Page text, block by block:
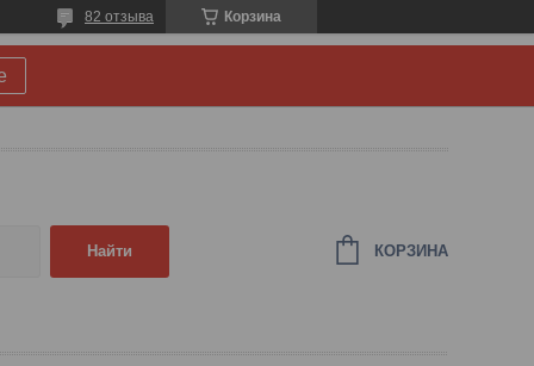
Корзина
82 отзыва
Найти КОРЗИНА